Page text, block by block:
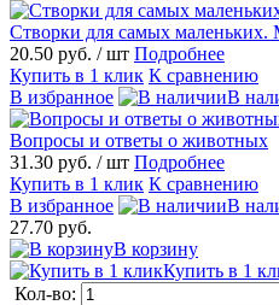
Створки для самых маленьких.
20.50 руб. / шт Подробнее
Купить в 1 клик К сравнению
В избранное
В
Вопросы и ответы о животных
31.30 руб. / шт Подробнее
Купить в 1 клик К сравнению
В избранное
В
27.70 руб.
В корзину
Купить в 1
Кол-во: